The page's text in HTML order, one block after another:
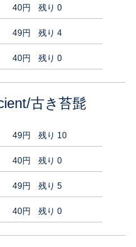
40円 残り 0
49円 残り 4
40円 残り 0
古き苔髭
49円 残り 10
40円 残り 0
49円 残り 5
40円 残り 0